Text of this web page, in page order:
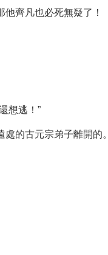
齊凡也必死無疑了！
想逃！”
的古元宗弟子離開的。